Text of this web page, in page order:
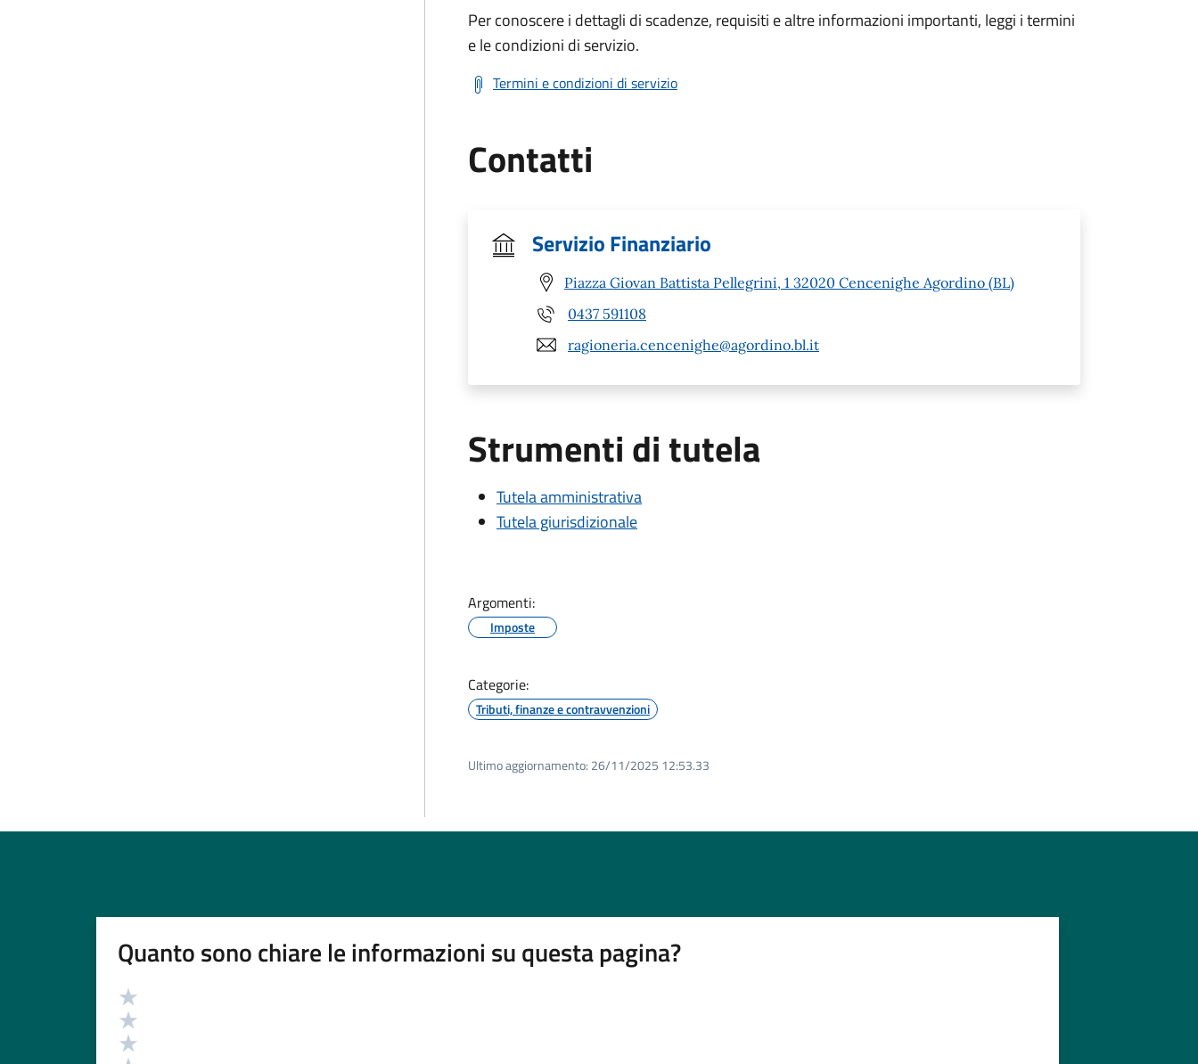
Per conoscere i dettagli di scadenze, requisiti e altre informazioni importanti, leggi i termini
e le condizioni di servizio.
Termini e condizioni di servizio
Contatti
Servizio Finanziario
Piazza Giovan Battista Pellegrini, 1 32020 Cencenighe Agordino (BL)
0437 591108
ragioneria.cencenighe@agordino.bl.it
Strumenti di tutela
Tutela amministrativa
Tutela giurisdizionale
Argomenti:
Imposte
Categorie:
Tributi, finanze e contravvenzioni
Ultimo aggiornamento: 26/11/2025 12:53.33
Quanto sono chiare le informazioni su questa pagina?
Valutazione